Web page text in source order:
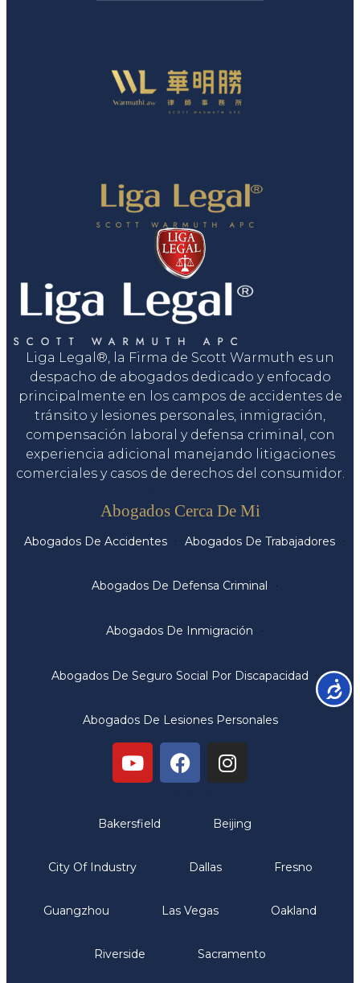
Liga Legal®, la Firma de Scott Warmuth es un
despacho de abogados dedicado y enfocado
principalmente en los campos de accidentes de
tránsito y lesiones personales, inmigración,
compensación laboral y defensa criminal, con
experiencia adicional manejando litigaciones
comerciales y casos de derechos del consumidor.
Abogados Cerca De Mi
Abogados De Accidentes Abogados De Trabajadores
Abogados De Defensa Criminal
Abogados De Inmigración
Abogados De Seguro Social Por Discapacidad
Abogados De Lesiones Personales
Bakersfield Beijing
City Of Industry Dallas Fresno
Guangzhou Las Vegas Oakland
Riverside Sacramento